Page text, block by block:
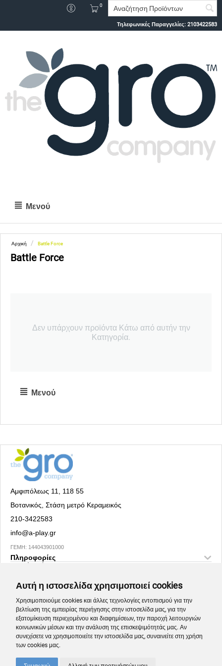
Αυτή η ιστοσελίδα χρησιμοποιεί cookies
Χρησιμοποιούμε cookies και άλλες τεχνολογίες εντοπισμού για την
βελτίωση της εμπειρίας περιήγησης στην ιστοσελίδα μας, για την
εξατομίκευση περιεχομένου και διαφημίσεων, την παροχή λειτουργιών
κοινωνικών μέσων και την ανάλυση της επισκεψιμότητάς μας. Αν
συνεχίσετε να χρησιμοποιείτε την ιστοσελίδα μας, συναινείτε στη χρήση
των cookies μας.
0
Τηλεφωνικές Παραγγελίες: 2103422583
Μενού
Αρχική / Battle Force
Battle Force
Δεν υπάρχουν προϊόντα Κάτω από αυτήν την
Κατηγορία.
Μενού
Αμφιπόλεως 11, 118 55
Βοτανικός, Στάση μετρό Κεραμεικός
210-3422583
info@a-play.gr
ΓΕΜΗ: 144043901000
Πληροφορίες